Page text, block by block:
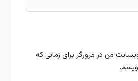
من در مرورگر برای زمانی که